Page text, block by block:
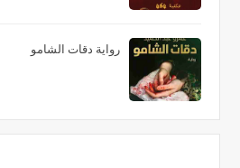
رواية دقات الشامو